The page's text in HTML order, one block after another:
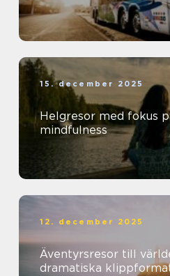
15. december 2025
Helgresor med fokus
mindfulness
12. december 2025
Äventyrsresor till
dramatiska